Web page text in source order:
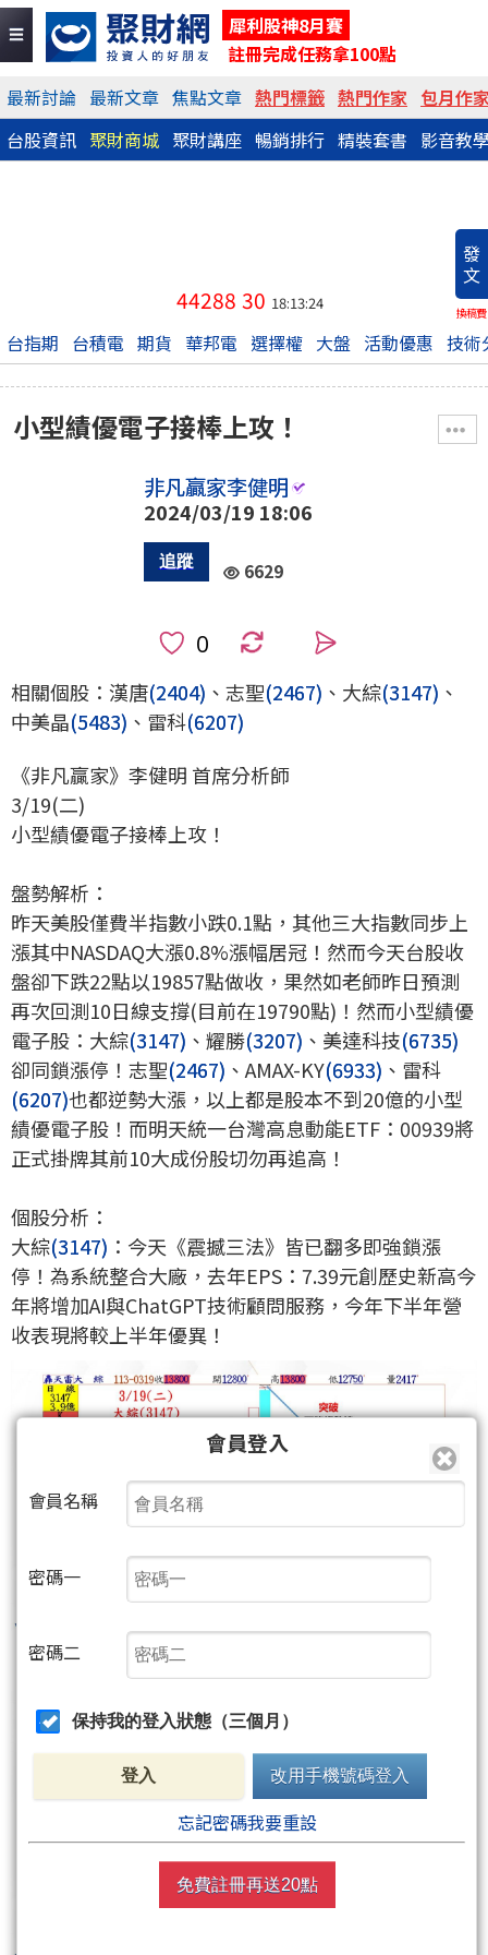
犀利股神8月賽
註冊完成任務拿100點
最新討論 最新文章 焦點文章 熱門標籤 熱門作家 包月作
台股資訊 聚財商城 聚財講座 暢銷排行 精裝套書 影音教
發
文
換稿費
44288 30 18:13:24
台指期 台積電 期貨 華邦電 選擇權 大盤 活動優惠 技術
小型績優電子接棒上攻！
非凡贏家李健明
2024/03/19 18:06
6629
相關個股：漢唐(2404) 、志聖(2467) 、大綜(3147) 、
中美晶(5483) 、雷科(6207)
《非凡贏家》李健明 首席分析師
3/19(二)
小型績優電子接棒上攻！
盤勢解析：
昨天美股僅費半指數小跌0.1點，其他三大指數同步上
漲其中NASDAQ大漲0.8%漲幅居冠！然而今天台股收
盤卻下跌22點以19857點做收，果然如老師昨日預測
再次回測10日線支撐(目前在19790點)！然而小型績優
電子股：大綜(3147) 、耀勝(3207) 、美達科技(6735)
卻同鎖漲停！志聖(2467) 、AMAX-KY(6933) 、雷科
(6207)也都逆勢大漲，以上都是股本不到20億的小型
績優電子股！而明天統一台灣高息動能ETF：00939將
正式掛牌其前10大成份股切勿再追高！
個股分析：
大綜(3147) ：今天《震撼三法》皆已翻多即強鎖漲
停！為系統整合大廠，去年EPS：7.39元創歷史新高今
年將增加AI與ChatGPT技術顧問服務，今年下半年營
收表現將較上半年優異！
會員登入
會員名稱
密碼一
密碼二
保持我的登入狀態（三個月）
登入 改用手機號碼登入
忘記密碼我要重設
免費註冊再送20點